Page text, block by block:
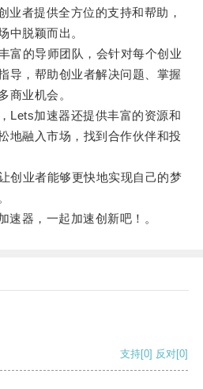
者提供全方位的支持和帮助，
中脱颖而出。
的导师团队，会针对每个创业
导，帮助创业者解决问题、掌握
商业机会。
加速器还提供丰富的资源和
地融入市场，找到合作伙伴和投
业者能够更快地实现自己的梦
器，一起加速创新吧！。
支持[0] 反对[0]